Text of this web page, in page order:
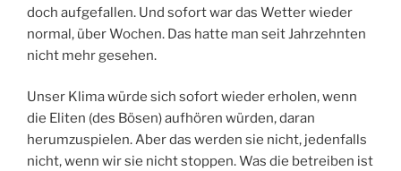
doch aufgefallen. Und sofort war das Wetter wieder
normal, über Wochen. Das hatte man seit Jahrzehnten
nicht mehr gesehen.
Unser Klima würde sich sofort wieder erholen, wenn
die Eliten (des Bösen) aufhören würden, daran
herumzuspielen. Aber das werden sie nicht, jedenfalls
nicht, wenn wir sie nicht stoppen. Was die betreiben ist